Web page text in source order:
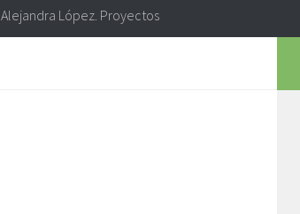
Alejandra López. Proyectos